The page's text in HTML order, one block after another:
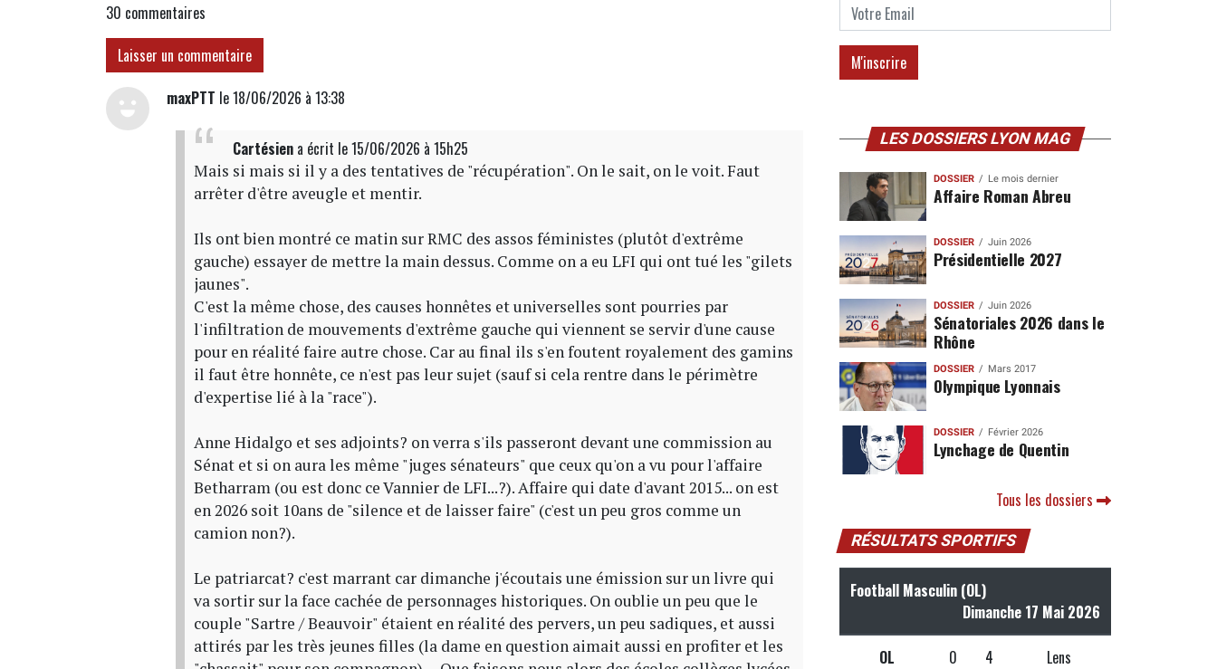
30 commentaires
Laisser un commentaire
maxPTT le 18/06/2026 à 13:38
Cartésien a écrit le 15/06/2026 à 15h25
Mais si mais si il y a des tentatives de "récupération". On le sait, on le voit. Faut
arrêter d'être aveugle et mentir.
Ils ont bien montré ce matin sur RMC des assos féministes (plutôt d'extrême
gauche) essayer de mettre la main dessus. Comme on a eu LFI qui ont tué les "gilets
jaunes".
C'est la même chose, des causes honnêtes et universelles sont pourries par
l'infiltration de mouvements d'extrême gauche qui viennent se servir d'une cause
pour en réalité faire autre chose. Car au final ils s'en foutent royalement des gamins
il faut être honnête, ce n'est pas leur sujet (sauf si cela rentre dans le périmètre
d'expertise lié à la "race").
Anne Hidalgo et ses adjoints? on verra s'ils passeront devant une commission au
Sénat et si on aura les même "juges sénateurs" que ceux qu'on a vu pour l'affaire
Betharram (ou est donc ce Vannier de LFI...?). Affaire qui date d'avant 2015... on est
en 2026 soit 10ans de "silence et de laisser faire" (c'est un peu gros comme un
camion non?).
Le patriarcat? c'est marrant car dimanche j'écoutais une émission sur un livre qui
va sortir sur la face cachée de personnages historiques. On oublie un peu que le
couple "Sartre / Beauvoir" étaient en réalité des pervers, un peu sadiques, et aussi
attirés par les très jeunes filles (la dame en question aimait aussi en profiter et les
LES DOSSIERS LYON MAG
DOSSIER Le mois dernier
Affaire Roman Abreu
DOSSIER Juin 2026
Présidentielle 2027
DOSSIER Juin 2026
Sénatoriales 2026 dans le
Rhône
DOSSIER Mars 2017
Olympique Lyonnais
DOSSIER Février 2026
Lynchage de Quentin
Tous les dossiers
RÉSULTATS SPORTIFS
Football Masculin (OL)
Dimanche 17 Mai 2026
OL 0 4 Lens